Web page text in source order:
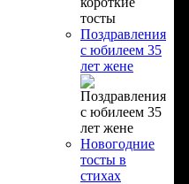
Поздравления
с юбилеем 35
лет жене
Новогодние
тосты в
стихах